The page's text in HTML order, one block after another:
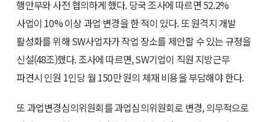
행안부와 사전 협의하게 했다. 당국 조사에 따르면 52.2%
사업이 10% 이상 과업 변경을 한 적이 있다. 또 원격지 개발
활성화를 위해 SW사업자가 작업 장소를 제안할 수 있는 규정을
신설(48조)했다. 조사에 따르면, SW기업이 직원 지방근무
파견시 인원 1인당 월 150만 원의 체재 비용을 부담해야 한다.
또 과업변경심의위원회를 과업심의위원회로 변경, 의무적으로